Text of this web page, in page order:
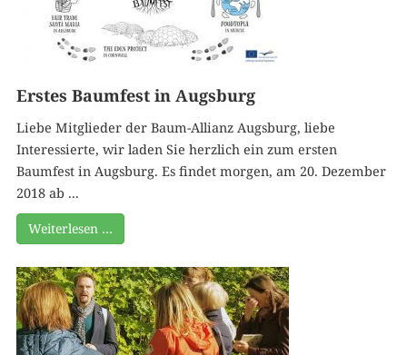
Erstes Baumfest in Augsburg
Liebe Mitglieder der Baum-Allianz Augsburg, liebe
Interessierte, wir laden Sie herzlich ein zum ersten
Baumfest in Augsburg. Es findet morgen, am 20. Dezember
2018 ab ...
Weiterlesen …